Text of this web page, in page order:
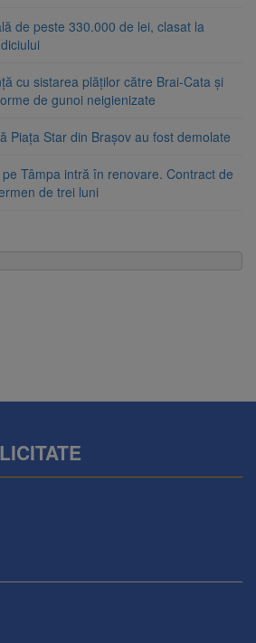
de peste 330.000 de lei, clasat la
cu sistarea plăților către Brai-Cata și
de gunoi neigienizate
Piața Star din Brașov au fost demolate
Tâmpa intră în renovare. Contract de
de trei luni